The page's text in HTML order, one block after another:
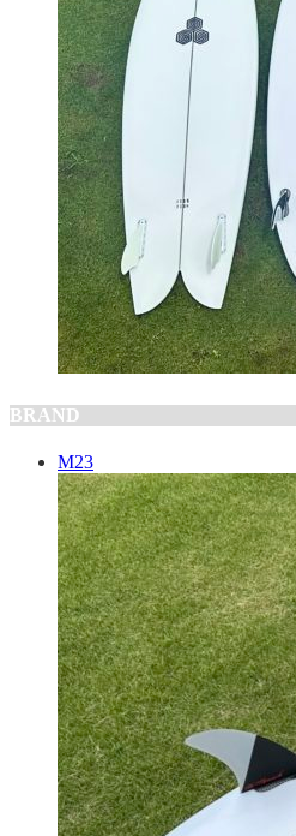
BRAND
M23